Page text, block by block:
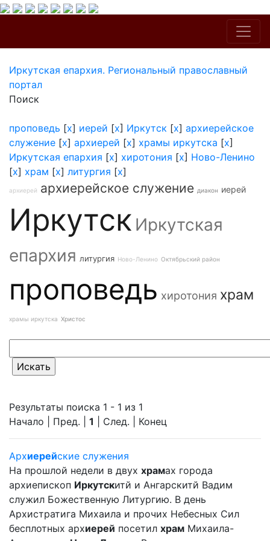
Иркутская епархия. Региональный православный
портал
Поиск
проповедь [x] иерей [x] Иркутск [x] архиерейское
служение [x] архиерей [x] храмы иркутска [x]
Иркутская епархия [x] хиротония [x] Ново-Ленино
[x] храм [x] литургия [x]
архиерей архиерейское служение диакон иерей
Иркутск Иркутская
епархия литургия Ново-Ленино Октябрьский район
проповедь хиротония храм
храмы иркутска Христос
Результаты поиска 1 - 1 из 1
Начало | Пред. | 1 | След. | Конец
Архиерейские служения
На прошлой недели в двух храмах города
архиепископ Иркутскитй и Ангарскитй Вадим
служил Божественную Литургию. В день
Архистратига Михаила и прочих Небесных Сил
бесплотных архиерей посетил храм Михаила-